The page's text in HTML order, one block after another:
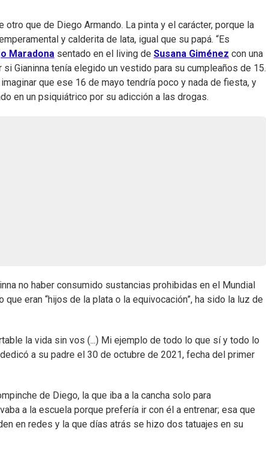
otro que de Diego Armando. La pinta y el carácter, porque la
y calderita de lata, igual que su papá. “Es
Maradona sentado en el living de Susana Giménez con una
Gianinna tenía elegido un vestido para su cumpleaños de 15.
que ese 16 de mayo tendría poco y nada de fiesta, y
en un psiquiátrico por su adicción a las drogas.
no haber consumido sustancias prohibidas en el Mundial
que eran “hijos de la plata o la equivocación”, ha sido la luz de
la vida sin vos (...) Mi ejemplo de todo lo que sí y todo lo
a su padre el 30 de octubre de 2021, fecha del primer
de Diego, la que iba a la cancha solo para
a la escuela porque prefería ir con él a entrenar; esa que
en redes y la que días atrás se hizo dos tatuajes en su